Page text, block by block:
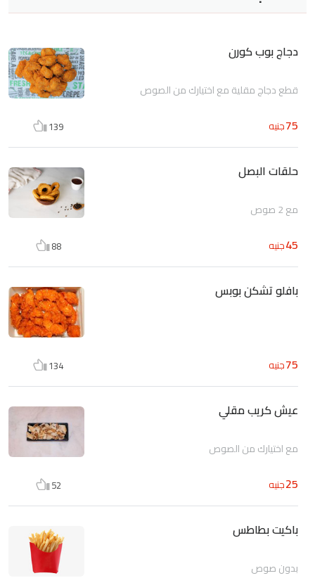
دجاج بوب كورن
قطع دجاج مقلية مع اختيارك من الصوص
75جنيه 139
حلقات البصل
مع 2 صوص
45جنيه 88
بافلو تشكن بوبس
75جنيه 134
عيش كريب مقلي
مع اختيارك من الصوص
25جنيه 52
باكيت بطاطس
بدون صوص